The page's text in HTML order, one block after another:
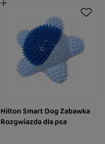
Hilton Smart Dog Zabawka
Rozgwiazda dla psa